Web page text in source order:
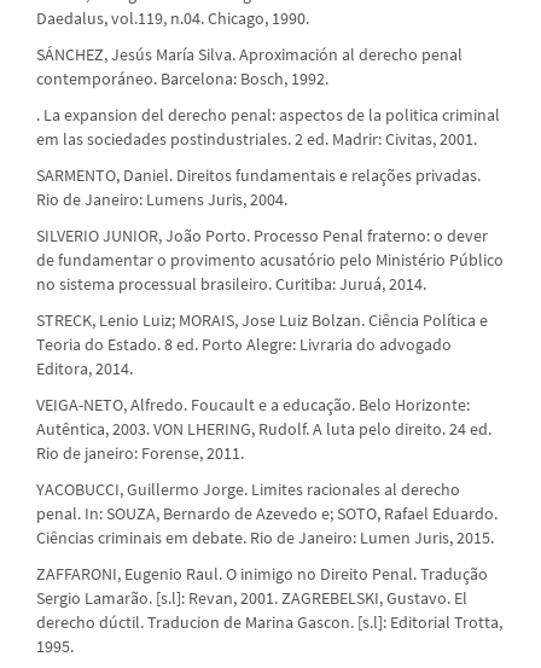
Daedalus, vol.119, n.04. Chicago, 1990.
SÁNCHEZ, Jesús María Silva. Aproximación al derecho penal
contemporáneo. Barcelona: Bosch, 1992.
. La expansion del derecho penal: aspectos de la politica criminal
em las sociedades postindustriales. 2 ed. Madrir: Civitas, 2001.
SARMENTO, Daniel. Direitos fundamentais e relações privadas.
Rio de Janeiro: Lumens Juris, 2004.
SILVERIO JUNIOR, João Porto. Processo Penal fraterno: o dever
de fundamentar o provimento acusatório pelo Ministério Público
no sistema processual brasileiro. Curitiba: Juruá, 2014.
STRECK, Lenio Luiz; MORAIS, Jose Luiz Bolzan. Ciência Política e
Teoria do Estado. 8 ed. Porto Alegre: Livraria do advogado
Editora, 2014.
VEIGA-NETO, Alfredo. Foucault e a educação. Belo Horizonte:
Autêntica, 2003. VON LHERING, Rudolf. A luta pelo direito. 24 ed.
Rio de janeiro: Forense, 2011.
YACOBUCCI, Guillermo Jorge. Limites racionales al derecho
penal. In: SOUZA, Bernardo de Azevedo e; SOTO, Rafael Eduardo.
Ciências criminais em debate. Rio de Janeiro: Lumen Juris, 2015.
ZAFFARONI, Eugenio Raul. O inimigo no Direito Penal. Tradução
Sergio Lamarão. [s.l]: Revan, 2001. ZAGREBELSKI, Gustavo. El
derecho dúctil. Traducion de Marina Gascon. [s.l]: Editorial Trotta,
1995.